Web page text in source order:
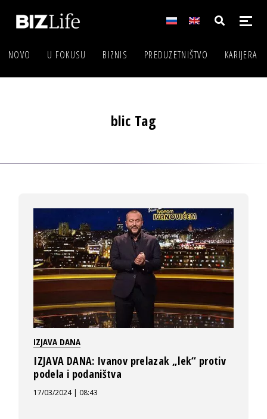
NOVO U FOKUSU BIZNIS PREDUZETNIŠTVO KARIJERA
blic Tag
IZJAVA DANA
IZJAVA DANA: Ivanov prelazak „lek“ protiv
podela i podaništva
17/03/2024 | 08:43